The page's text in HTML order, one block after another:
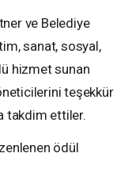
ve Belediye
sanat, sosyal,
hizmet sunan
teşekkür
takdim ettiler.
ödül